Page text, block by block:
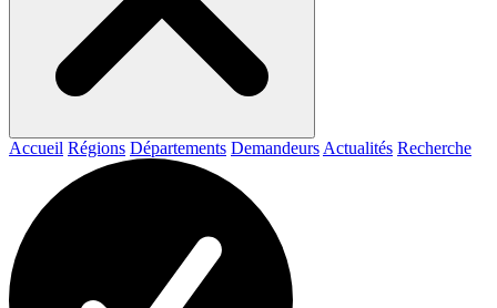
Accueil Régions Départements Demandeurs Actualités Recherche